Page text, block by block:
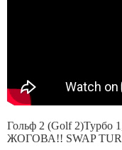
Гольф 2 (Golf 2)Турбо
ЖОГОВА!! SWAP